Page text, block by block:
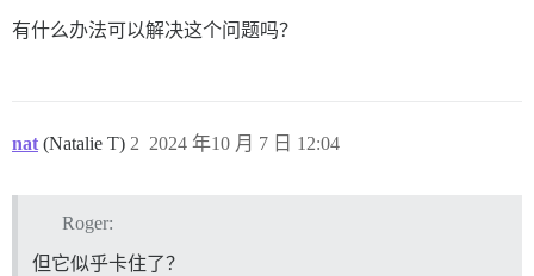
有什么办法可以解决这个问题吗？
nat (Natalie T) 2024 年10 月 7 日 12:04
2
Roger:
但它似乎卡住了？